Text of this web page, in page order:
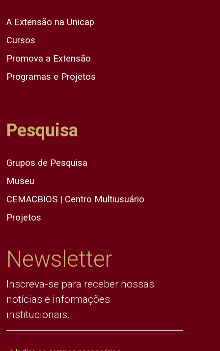
A Extensão na Unicap
Cursos
Promova a Extensão
Programas e Projetos
Pesquisa
Grupos de Pesquisa
Museu
CEMACBIOS | Centro Multiusuário
Projetos
Newsletter
Inscreva-se para receber nossas
notícias e informações
institucionais.